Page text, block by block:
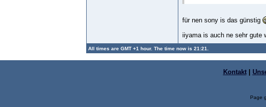
für nen sony is das günstig
iiyama is auch ne sehr gute
All times are GMT +1 hour. The time now is 21:21.
Kontakt|
Page